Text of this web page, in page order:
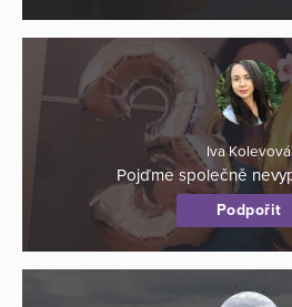
Iva Kolevová
Pojďme společně
Podpořit